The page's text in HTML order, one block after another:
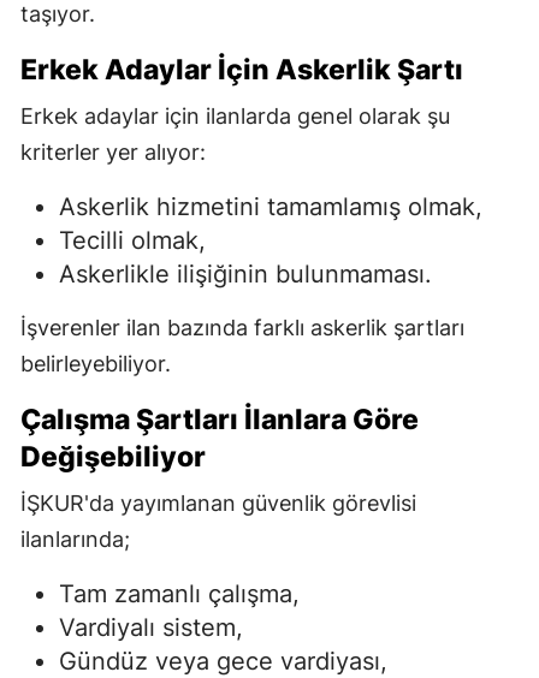
taşıyor.
Erkek Adaylar İçin Askerlik Şartı
Erkek adaylar için ilanlarda genel olarak şu
kriterler yer alıyor:
Askerlik hizmetini tamamlamış olmak,
Tecilli olmak,
Askerlikle ilişiğinin bulunmaması.
İşverenler ilan bazında farklı askerlik şartları
belirleyebiliyor.
Çalışma Şartları İlanlara Göre
Değişebiliyor
İŞKUR'da yayımlanan güvenlik görevlisi
ilanlarında;
Tam zamanlı çalışma,
Vardiyalı sistem,
Gündüz veya gece vardiyası,